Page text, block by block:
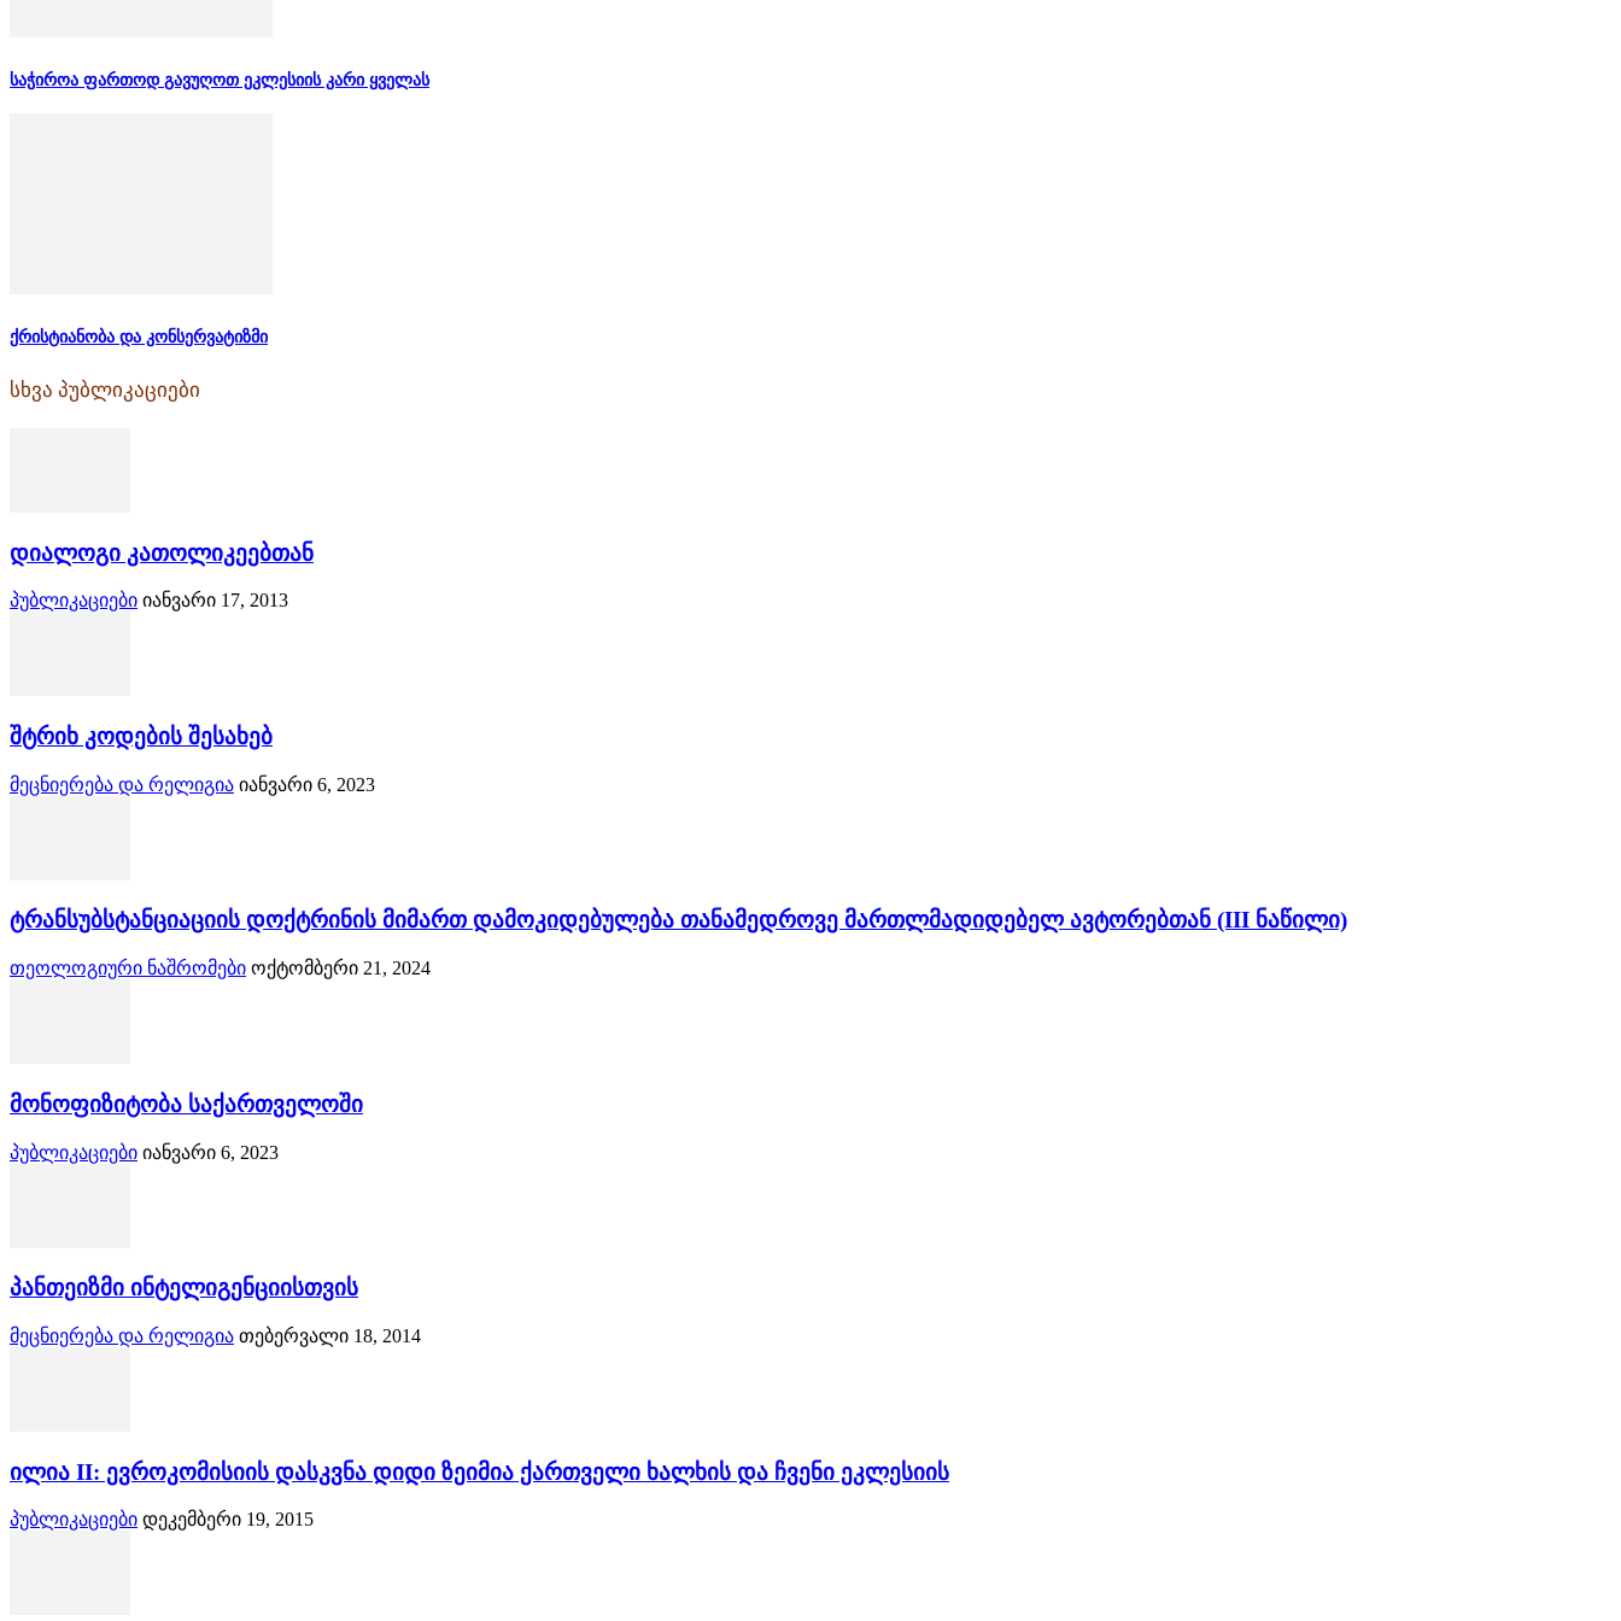
საჭიროა ფართოდ გავუღოთ ეკლესიის კარი ყველას
ქრისტიანობა და კონსერვატიზმი
სხვა პუბლიკაციები
დიალოგი კათოლიკეებთან
პუბლიკაციები იანვარი 17, 2013
შტრიხ კოდების შესახებ
მეცნიერება და რელიგია იანვარი 6, 2023
ტრანსუბსტანციაციის დოქტრინის მიმართ დამოკიდებულება თანამედროვე მართლმადიდებელ ავტორებთან (III ნაწილი)
თეოლოგიური ნაშრომები ოქტომბერი 21, 2024
მონოფიზიტობა საქართველოში
პუბლიკაციები იანვარი 6, 2023
პანთეიზმი ინტელიგენციისთვის
მეცნიერება და რელიგია თებერვალი 18, 2014
ილია II: ევროკომისიის დასკვნა დიდი ზეიმია ქართველი ხალხის და ჩვენი ეკლესიის
პუბლიკაციები დეკემბერი 19, 2015